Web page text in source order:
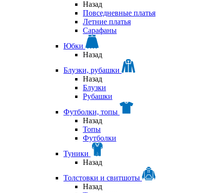
Назад
Повседневные платья
Летние платья
Сарафаны
Юбки
Назад
Блузки, рубашки
Назад
Блузки
Рубашки
Футболки, топы
Назад
Топы
Футболки
Туники
Назад
Толстовки и свитшоты
Назад